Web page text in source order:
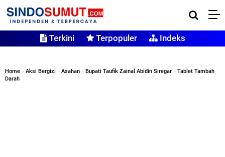
Terkini Terpopuler Indeks
Home » Aksi Bergizi » Asahan » Bupati Taufik Zainal Abidin Siregar » Tablet Tambah
Darah